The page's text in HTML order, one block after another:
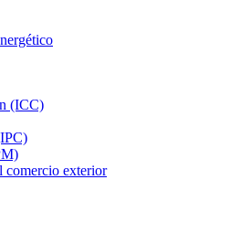
(ICC)
comercio exterior